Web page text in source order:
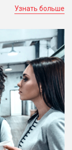
Узнать больше